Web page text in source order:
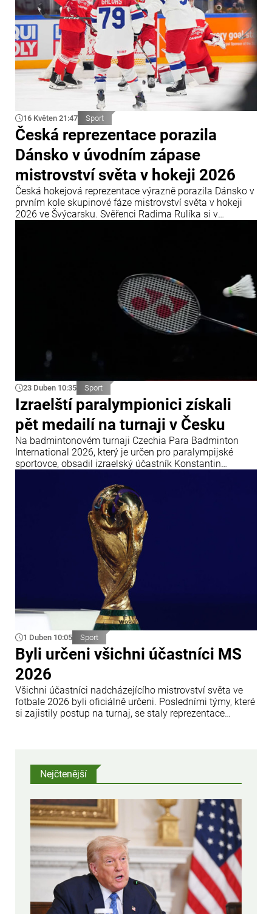
16 Květen 21:47 Sport
Česká reprezentace porazila
Dánsko v úvodním zápase
mistrovství světa v hokeji 2026
Česká hokejová reprezentace výrazně porazila Dánsko v
prvním kole skupinové fáze mistrovství světa v hokeji
2026 ve Švýcarsku. Svěřenci Radima Rulíka si v
23 Duben 10:35 Sport
Izraelští paralympionici získali
pět medailí na turnaji v Česku
Na badmintonovém turnaji Czechia Para Badminton
International 2026, který je určen pro paralympijské
sportovce, obsadil izraelský účastník Konstantin
skončili Izraelci Konstantin Afinogenov a Amir Levi na
třetím místě poté, co prohráli v semifinále.
1 Duben 10:05 Sport
Byli určeni všichni účastníci MS
2026
Všichni účastníci nadcházejícího mistrovství světa ve
fotbale 2026 byli oficiálně určeni. Posledními týmy, které
si zajistily postup na turnaj, se staly reprezentace
Nejčtenější